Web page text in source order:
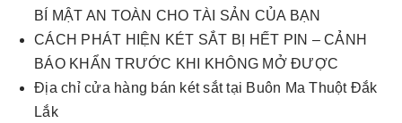
BÍ MẬT AN TOÀN CHO TÀI SẢN CỦA BẠN
CÁCH PHÁT HIỆN KÉT SẮT BỊ HẾT PIN – CẢNH
BÁO KHẨN TRƯỚC KHI KHÔNG MỞ ĐƯỢC
Địa chỉ cửa hàng bán két sắt tại Buôn Ma Thuột Đắk
Lắk